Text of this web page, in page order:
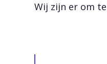
Wij zijn er om